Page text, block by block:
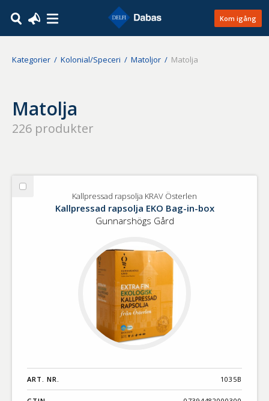
Kom igång
Kategorier Kolonial/Speceri Matoljor Matolja
Matolja
226 produkter
Välj
Kallpressad rapsolja KRAV Österlen
Kallpressad rapsolja EKO Bag-in-box
Gunnarshögs Gård
ART. NR. 1035B